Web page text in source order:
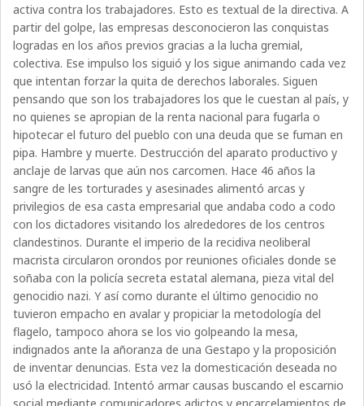
activa contra los trabajadores. Esto es textual de la directiva. A
partir del golpe, las empresas desconocieron las conquistas
logradas en los años previos gracias a la lucha gremial,
colectiva. Ese impulso los siguió y los sigue animando cada vez
que intentan forzar la quita de derechos laborales. Siguen
pensando que son los trabajadores los que le cuestan al país, y
no quienes se apropian de la renta nacional para fugarla o
hipotecar el futuro del pueblo con una deuda que se fuman en
pipa. Hambre y muerte. Destrucción del aparato productivo y
anclaje de larvas que aún nos carcomen. Hace 46 años la
sangre de les torturades y asesinades alimentó arcas y
privilegios de esa casta empresarial que andaba codo a codo
con los dictadores visitando los alrededores de los centros
clandestinos. Durante el imperio de la recidiva neoliberal
macrista circularon orondos por reuniones oficiales donde se
soñaba con la policía secreta estatal alemana, pieza vital del
genocidio nazi. Y así como durante el último genocidio no
tuvieron empacho en avalar y propiciar la metodología del
flagelo, tampoco ahora se los vio golpeando la mesa,
indignados ante la añoranza de una Gestapo y la proposición
de inventar denuncias. Esta vez la domesticación deseada no
usó la electricidad. Intentó armar causas buscando el escarnio
social mediante comunicadores adictos y encarcelamientos de